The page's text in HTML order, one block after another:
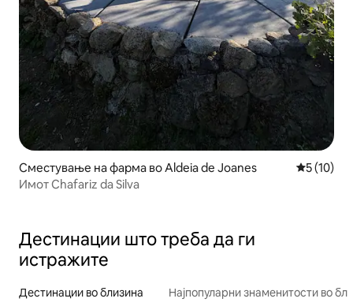
Сместување на фарма во Aldeia de Joanes Просечна
5 (10)
Имот Chafariz da Silva
Дестинации што треба да ги
истражите
Дестинации во близина Најпопуларни знаменитости во